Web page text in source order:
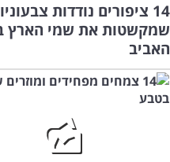
14 ציפורים נודדות
שמקשטות את שמי הארץ
האביב